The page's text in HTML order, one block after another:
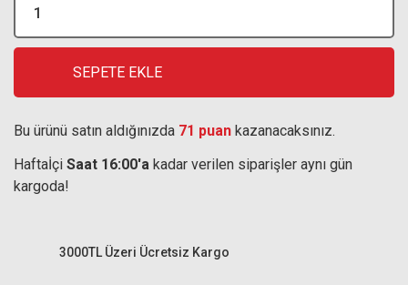
SEPETE EKLE
Bu ürünü satın aldığınızda 71 puan kazanacaksınız.
Haftaİçi Saat 16:00'a kadar verilen siparişler aynı gün
kargoda!
3000TL Üzeri Ücretsiz Kargo